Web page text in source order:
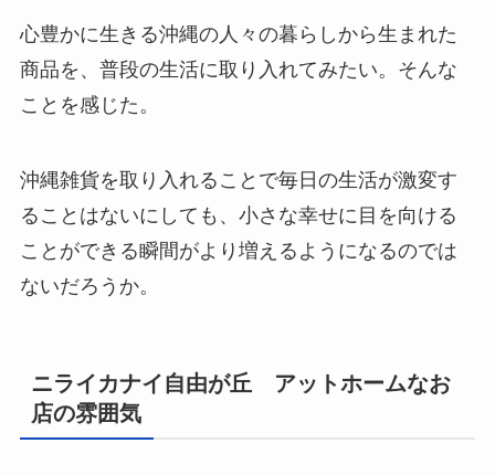
心豊かに生きる沖縄の人々の暮らしから生まれた
商品を、普段の生活に取り入れてみたい。そんな
ことを感じた。
沖縄雑貨を取り入れることで毎日の生活が激変す
ることはないにしても、小さな幸せに目を向ける
ことができる瞬間がより増えるようになるのでは
ないだろうか。
ニライカナイ自由が丘 アットホームなお
店の雰囲気